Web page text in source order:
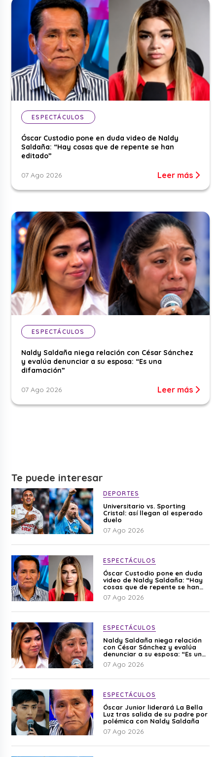
ESPECTÁCULOS
Óscar Custodio pone en duda video de Naldy
Saldaña: “Hay cosas que de repente se han
editado”
07 Ago 2026 Leer más
ESPECTÁCULOS
Naldy Saldaña niega relación con César Sánchez
y evalúa denunciar a su esposa: “Es una
difamación”
07 Ago 2026 Leer más
Te puede interesar
DEPORTES
Universitario vs. Sporting
Cristal: así llegan al esperado
duelo
07 Ago 2026
ESPECTÁCULOS
Óscar Custodio pone en duda
video de Naldy Saldaña: “Hay
cosas que de repente se han
editado”
07 Ago 2026
ESPECTÁCULOS
Naldy Saldaña niega relación
con César Sánchez y evalúa
denunciar a su esposa: “Es una
difamación”
07 Ago 2026
ESPECTÁCULOS
Óscar Junior liderará La Bella
Luz tras salida de su padre por
polémica con Naldy Saldaña
07 Ago 2026